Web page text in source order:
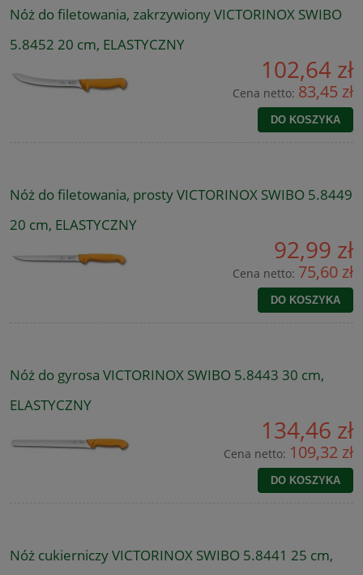
Nóż do filetowania, zakrzywiony VICTORINOX SWIBO
5.8452 20 cm, ELASTYCZNY
102,64 zł
Cena netto: 83,45 zł
DO KOSZYKA
Nóż do filetowania, prosty VICTORINOX SWIBO 5.8449
20 cm, ELASTYCZNY
92,99 zł
Cena netto: 75,60 zł
DO KOSZYKA
Nóż do gyrosa VICTORINOX SWIBO 5.8443 30 cm,
ELASTYCZNY
134,46 zł
Cena netto: 109,32 zł
DO KOSZYKA
Nóż cukierniczy VICTORINOX SWIBO 5.8441 25 cm,